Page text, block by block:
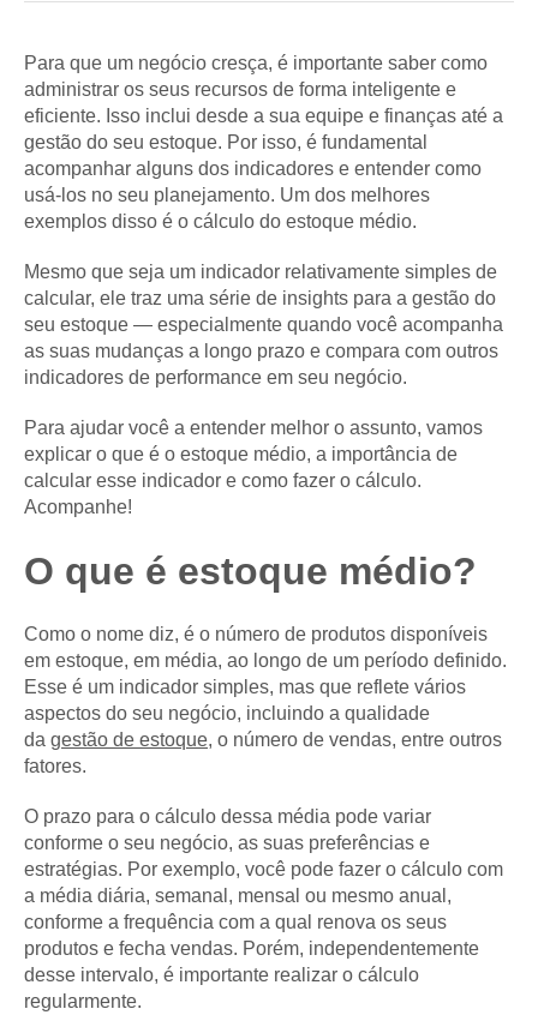
Para que um negócio cresça, é importante saber como
administrar os seus recursos de forma inteligente e
eficiente. Isso inclui desde a sua equipe e finanças até a
gestão do seu estoque. Por isso, é fundamental
acompanhar alguns dos indicadores e entender como
usá-los no seu planejamento. Um dos melhores
exemplos disso é o cálculo do estoque médio.
Mesmo que seja um indicador relativamente simples de
calcular, ele traz uma série de insights para a gestão do
seu estoque — especialmente quando você acompanha
as suas mudanças a longo prazo e compara com outros
indicadores de performance em seu negócio.
Para ajudar você a entender melhor o assunto, vamos
explicar o que é o estoque médio, a importância de
calcular esse indicador e como fazer o cálculo.
Acompanhe!
O que é estoque médio?
Como o nome diz, é o número de produtos disponíveis
em estoque, em média, ao longo de um período definido.
Esse é um indicador simples, mas que reflete vários
aspectos do seu negócio, incluindo a qualidade
da gestão de estoque, o número de vendas, entre outros
fatores.
O prazo para o cálculo dessa média pode variar
conforme o seu negócio, as suas preferências e
estratégias. Por exemplo, você pode fazer o cálculo com
a média diária, semanal, mensal ou mesmo anual,
conforme a frequência com a qual renova os seus
produtos e fecha vendas. Porém, independentemente
desse intervalo, é importante realizar o cálculo
regularmente.